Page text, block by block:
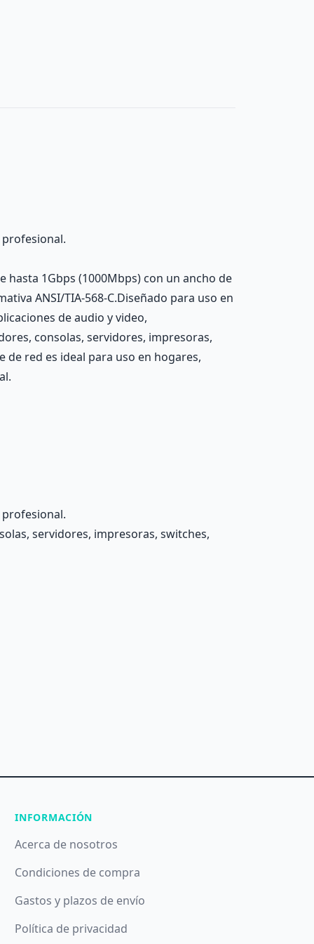
hasta 1Gbps (1000Mbps) con un ancho de
ANSI/TIA-568-C.Diseñado para uso en
de audio y video,
consolas, servidores, impresoras,
de red es ideal para uso en hogares,
servidores, impresoras, switches,
INFORMACIÓN
Acerca de nosotros
Condiciones de compra
Gastos y plazos de envío
Política de privacidad